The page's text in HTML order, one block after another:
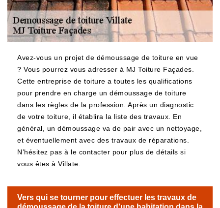
Avez-vous un projet de démoussage de toiture en vue
? Vous pourrez vous adresser à MJ Toiture Façades.
Cette entreprise de toiture a toutes les qualifications
pour prendre en charge un démoussage de toiture
dans les règles de la profession. Après un diagnostic
de votre toiture, il établira la liste des travaux. En
général, un démoussage va de pair avec un nettoyage,
et éventuellement avec des travaux de réparations.
N’hésitez pas à le contacter pour plus de détails si
vous êtes à Villate.
Vers qui se tourner pour effectuer les travaux de